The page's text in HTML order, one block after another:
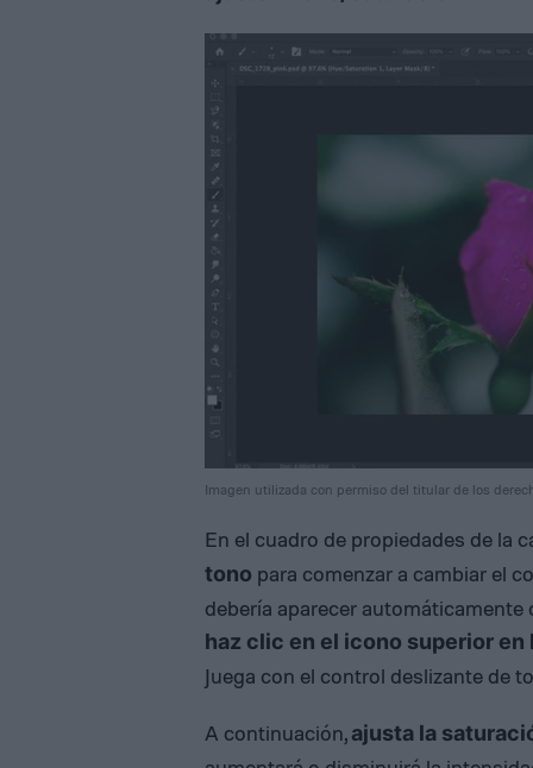
Imagen utilizada con permiso del titular de los
En el cuadro de propiedades de la
tono para comenzar a cambiar el
debería aparecer automáticamente
haz clic en el icono superior en
Juega con el control deslizante de
A continuación,ajusta la